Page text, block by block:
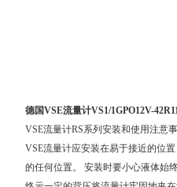
德国VSE流量计VS1/1GPO12V-
VSE流量计RS系列安装和使用注意
VSE流量计应安装在易于接近的位
的任何位置。 安装时要小心液体始